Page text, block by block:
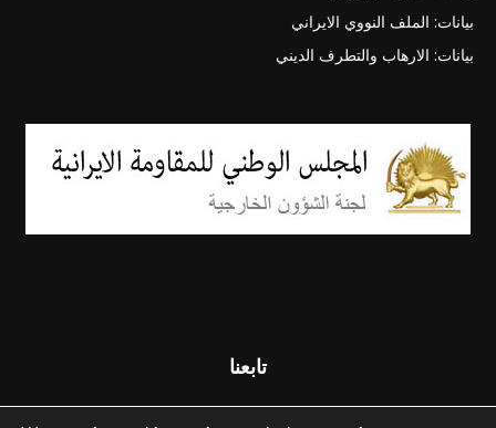
بيانات: الملف النووي الايراني
بيانات: الارهاب والتطرف الديني
تابعنا